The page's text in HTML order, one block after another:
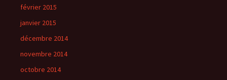
février 2015
janvier 2015
décembre 2014
novembre 2014
octobre 2014